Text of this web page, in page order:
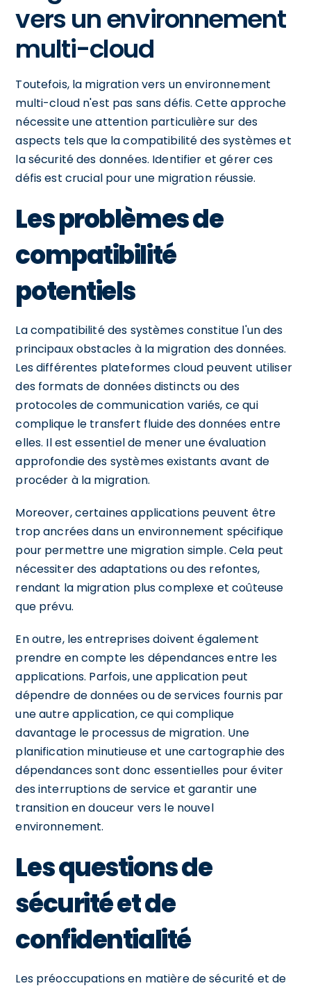
vers un environnement
multi-cloud
Toutefois, la migration vers un environnement
multi-cloud n'est pas sans défis. Cette approche
nécessite une attention particulière sur des
aspects tels que la compatibilité des systèmes et
la sécurité des données. Identifier et gérer ces
défis est crucial pour une migration réussie.
Les problèmes de
compatibilité
potentiels
La compatibilité des systèmes constitue l'un des
principaux obstacles à la migration des données.
Les différentes plateformes cloud peuvent utiliser
des formats de données distincts ou des
protocoles de communication variés, ce qui
complique le transfert fluide des données entre
elles. Il est essentiel de mener une évaluation
approfondie des systèmes existants avant de
procéder à la migration.
Moreover, certaines applications peuvent être
trop ancrées dans un environnement spécifique
pour permettre une migration simple. Cela peut
nécessiter des adaptations ou des refontes,
rendant la migration plus complexe et coûteuse
que prévu.
En outre, les entreprises doivent également
prendre en compte les dépendances entre les
applications. Parfois, une application peut
dépendre de données ou de services fournis par
une autre application, ce qui complique
davantage le processus de migration. Une
planification minutieuse et une cartographie des
dépendances sont donc essentielles pour éviter
des interruptions de service et garantir une
transition en douceur vers le nouvel
environnement.
Les questions de
sécurité et de
confidentialité
Les préoccupations en matière de sécurité et de